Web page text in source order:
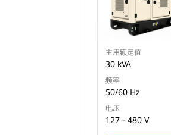
主用额定值
30 kVA
频率
50/60 Hz
电压
127 - 480 V